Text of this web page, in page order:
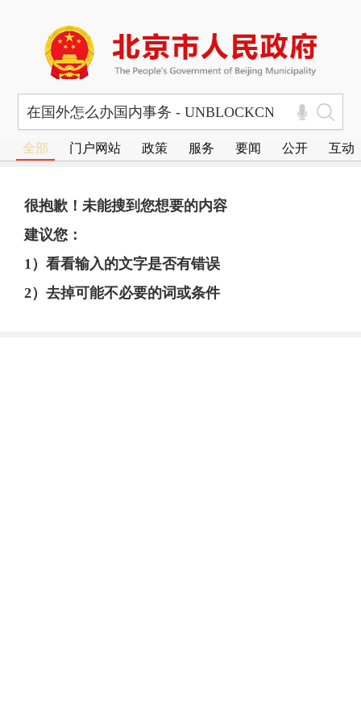
全部 门户网站 政策 服务 要闻 公开 互动
很抱歉！未能搜到您想要的内容
建议您：
1）看看输入的文字是否有错误
2）去掉可能不必要的词或条件